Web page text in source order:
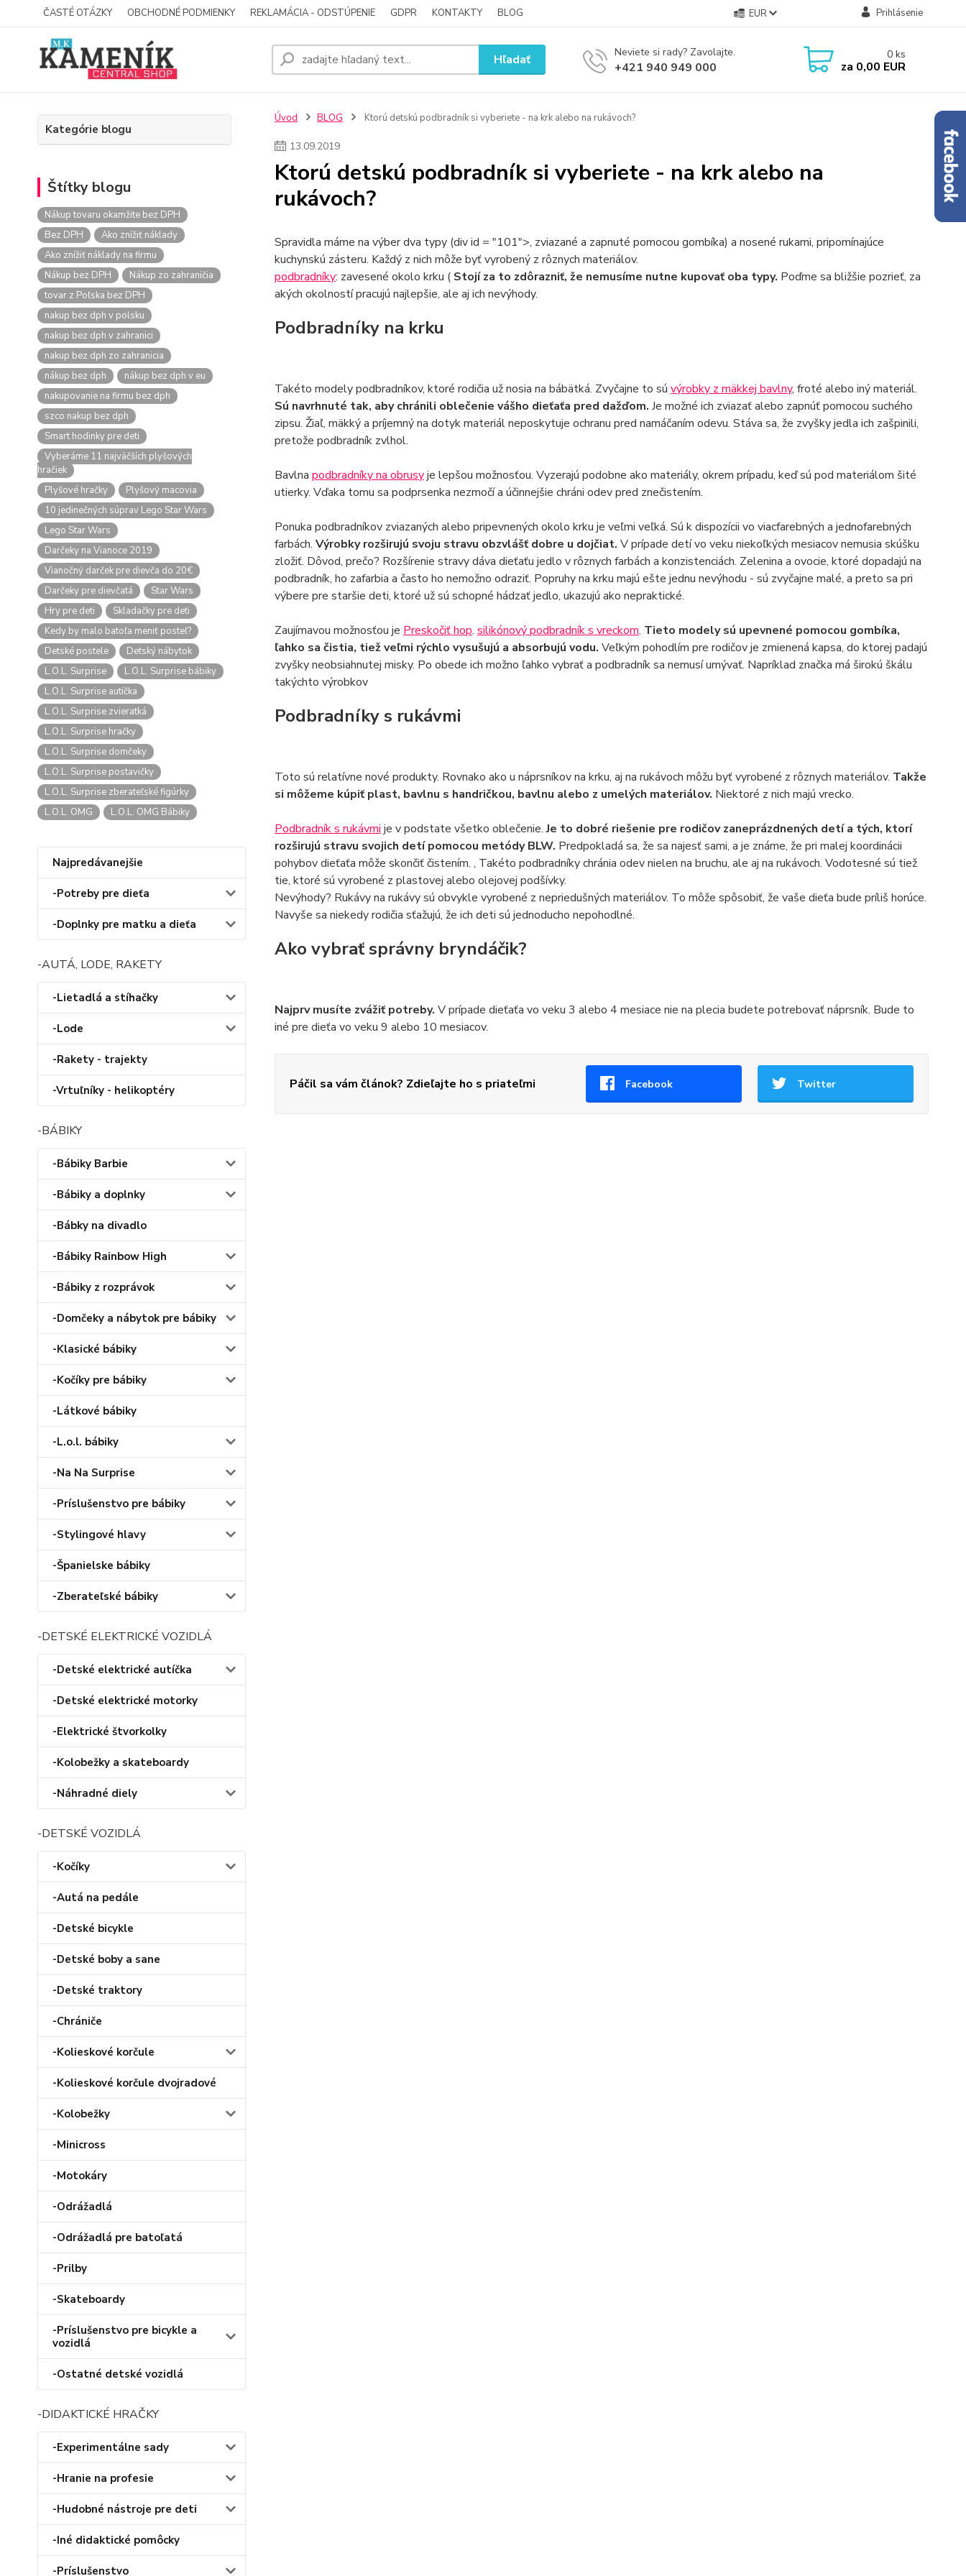
ČASTÉ OTÁZKY OBCHODNÉ PODMIENKY REKLAMÁCIA - ODSTÚPENIE GDPR KONTAKTY BLOG EUR Prihlásenie
Hľadať Neviete si rady? Zavolajte.
+421 940 949 000
0 ks
za 0,00 EUR
Kategórie blogu
Štítky blogu
Nákup tovaru okamžite bez DPH
Bez DPH
Ako znížiť náklady
Ako znížiť náklady na firmu
Nákup bez DPH
Nákup zo zahraničia
tovar z Poľska bez DPH
nakup bez dph v polsku
nakup bez dph v zahranici
nakup bez dph zo zahranicia
nákup bez dph
nákup bez dph v eu
nakupovanie na firmu bez dph
szco nakup bez dph
Smart hodinky pre deti
Vyberáme 11 najväčších plyšových
hračiek
Plyšové hračky
Plyšový macovia
10 jedinečných súprav Lego Star Wars
Lego Star Wars
Darčeky na Vianoce 2019
Vianočný darček pre dievča do 20€
Darčeky pre dievčatá
Star Wars
Hry pre deti
Skladačky pre deti
Kedy by malo batoľa meniť posteľ?
Detské postele
Detský nábytok
L.O.L. Surprise
L.O.L. Surprise bábiky
L.O.L. Surprise autíčka
L.O.L. Surprise zvieratká
L.O.L. Surprise hračky
L.O.L. Surprise domčeky
L.O.L. Surprise postavičky
L.O.L. Surprise zberateľské figúrky
L.O.L. OMG
L.O.L. OMG Bábiky
Najpredávanejšie
-Potreby pre dieťa
-Doplnky pre matku a dieťa
-AUTÁ, LODE, RAKETY
-Lietadlá a stíhačky
-Lode
-Rakety - trajekty
-Vrtuľníky - helikoptéry
-BÁBIKY
-Bábiky Barbie
-Bábiky a doplnky
-Bábky na divadlo
-Bábiky Rainbow High
-Bábiky z rozprávok
-Domčeky a nábytok pre bábiky
-Klasické bábiky
-Kočíky pre bábiky
-Látkové bábiky
-L.o.l. bábiky
-Na Na Surprise
-Príslušenstvo pre bábiky
-Stylingové hlavy
-Španielske bábiky
-Zberateľské bábiky
-DETSKÉ ELEKTRICKÉ VOZIDLÁ
-Detské elektrické autíčka
-Detské elektrické motorky
-Elektrické štvorkolky
-Kolobežky a skateboardy
-Náhradné diely
-DETSKÉ VOZIDLÁ
-Kočíky
-Autá na pedále
-Detské bicykle
-Detské boby a sane
-Detské traktory
-Chrániče
-Kolieskové korčule
-Kolieskové korčule dvojradové
-Kolobežky
-Minicross
-Motokáry
-Odrážadlá
-Odrážadlá pre batoľatá
-Prilby
-Skateboardy
-Príslušenstvo pre bicykle a
vozidlá
-Ostatné detské vozidlá
-DIDAKTICKÉ HRAČKY
-Experimentálne sady
-Hranie na profesie
-Hudobné nástroje pre deti
-Iné didaktické pomôcky
-Príslušenstvo
Úvod BLOG Ktorú detskú podbradník si vyberiete - na krk alebo na rukávoch?
13.09.2019
Ktorú detskú podbradník si vyberiete - na krk alebo na
rukávoch?
Spravidla máme na výber dva typy (div id = "101">, zviazané a zapnuté pomocou gombíka) a nosené rukami, pripomínajúce
kuchynskú zásteru. Každý z nich môže byť vyrobený z rôznych materiálov.
podbradníky: zavesené okolo krku (Stojí za to zdôrazniť, že nemusíme nutne kupovať oba typy. Poďme sa bližšie pozrieť, za
akých okolností pracujú najlepšie, ale aj ich nevýhody.
Podbradníky na krku
Takéto modely podbradníkov, ktoré rodičia už nosia na bábätká. Zvyčajne to sú výrobky z mäkkej bavlny, froté alebo iný materiál.
Sú navrhnuté tak, aby chránili oblečenie vášho dieťaťa pred dažďom. Je možné ich zviazať alebo zapnúť pomocou suchého
zipsu. Žiaľ, mäkký a príjemný na dotyk materiál neposkytuje ochranu pred namáčaním odevu. Stáva sa, že zvyšky jedla ich zašpinili,
pretože podbradník zvlhol.
Bavlna podbradníky na obrusyje lepšou možnosťou. Vyzerajú podobne ako materiály, okrem prípadu, keď sú pod materiálom šité
utierky. Vďaka tomu sa podprsenka nezmočí a účinnejšie chráni odev pred znečistením.
Ponuka podbradníkov zviazaných alebo pripevnených okolo krku je veľmi veľká. Sú k dispozícii vo viacfarebných a jednofarebných
farbách. Výrobky rozširujú svoju stravu obzvlášť dobre u dojčiat. V prípade detí vo veku niekoľkých mesiacov nemusia skúšku
zložiť. Dôvod, prečo? Rozšírenie stravy dáva dieťaťu jedlo v rôznych farbách a konzistenciách. Zelenina a ovocie, ktoré dopadajú na
podbradník, ho zafarbia a často ho nemožno odraziť. Popruhy na krku majú ešte jednu nevýhodu - sú zvyčajne malé, a preto sa pri
výbere pre staršie deti, ktoré už sú schopné hádzať jedlo, ukazujú ako nepraktické.
Zaujímavou možnosťou je Preskočiť hop. silikónový podbradník s vreckom. Tieto modely sú upevnené pomocou gombíka,
ľahko sa čistia, tiež veľmi rýchlo vysušujú a absorbujú vodu. Veľkým pohodlím pre rodičov je zmienená kapsa, do ktorej padajú
zvyšky neobsiahnutej misky. Po obede ich možno ľahko vybrať a podbradník sa nemusí umývať. Napríklad značka má širokú škálu
takýchto výrobkov
Podbradníky s rukávmi
Toto sú relatívne nové produkty. Rovnako ako u náprsníkov na krku, aj na rukávoch môžu byť vyrobené z rôznych materiálov. Takže
si môžeme kúpiť plast, bavlnu s handričkou, bavlnu alebo z umelých materiálov. Niektoré z nich majú vrecko.
Podbradník s rukávmi je v podstate všetko oblečenie.Je to dobré riešenie pre rodičov zaneprázdnených detí a tých, ktorí
rozširujú stravu svojich detí pomocou metódy BLW. Predpokladá sa, že sa najesť sami, a je známe, že pri malej koordinácii
pohybov dieťaťa môže skončiť čistením. , Takéto podbradníky chránia odev nielen na bruchu, ale aj na rukávoch. Vodotesné sú tiež
tie, ktoré sú vyrobené z plastovej alebo olejovej podšívky.
Nevýhody? Rukávy na rukávy sú obvykle vyrobené z nepriedušných materiálov. To môže spôsobiť, že vaše dieťa bude príliš horúce.
Navyše sa niekedy rodičia sťažujú, že ich deti sú jednoducho nepohodlné.
Ako vybrať správny bryndáčik?
Najprv musíte zvážiť potreby. V prípade dieťaťa vo veku 3 alebo 4 mesiace nie na plecia budete potrebovať náprsník. Bude to
iné pre dieťa vo veku 9 alebo 10 mesiacov.
Páčil sa vám článok? Zdieľajte ho s priateľmi Facebook Twitter